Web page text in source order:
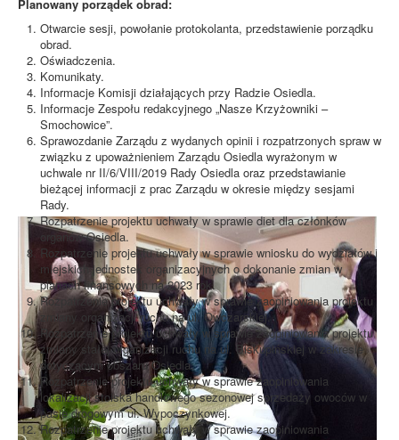
Planowany porządek obrad:
Otwarcie sesji, powołanie protokolanta, przedstawienie porządku
obrad.
Oświadczenia.
Komunikaty.
Informacje Komisji działających przy Radzie Osiedla.
Informacje Zespołu redakcyjnego „Nasze Krzyżowniki –
Smochowice”.
Sprawozdanie Zarządu z wydanych opinii i rozpatrzonych spraw w
związku z upoważnieniem Zarządu Osiedla wyrażonym w
uchwale nr II/6/VIII/2019 Rady Osiedla oraz przedstawianie
bieżącej informacji z prac Zarządu w okresie między sesjami
Rady.
Rozpatrzenie projektu uchwały w sprawie diet dla członków
organów Osiedla.
Rozpatrzenie projektu uchwały w sprawie wniosku do wydziałów i
miejskich jednostek organizacyjnych o dokonanie zmian w
planach finansowych na 2023 rok.
Rozpatrzenie projektu uchwały w sprawie zaopiniowania projektu
zmiany organizacji ruchu na ul. Owczarskiej.
Rozpatrzenie projektu uchwały w sprawie zaopiniowania projektu
zmiany stałej organizacji ruchu na ul. Biskupińskiej w zakresie
dotyczącym obszaru Osiedla.
Rozpatrzenie projektu uchwały w sprawie zaopiniowania
lokalizacji stoiska handlowego sezonowej sprzedaży owoców w
pasie drogowym ul. Wypoczynkowej.
Rozpatrzenie projektu uchwały w sprawie zaopiniowania